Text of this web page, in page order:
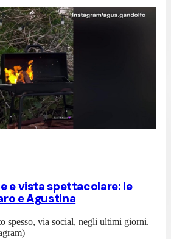
e vista spettacolare: le
e Agustina
spesso, via social, negli ultimi giorni.